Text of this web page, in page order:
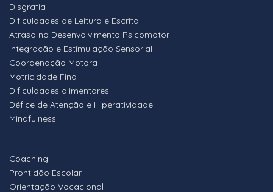
Disgrafia
Dificuldades de Leitura e Escrita
Atraso no Desenvolvimento Psicomotor
Integração e Estimulação Sensorial
Coordenação Motora
Motricidade Fina
Dificuldades alimentares
Défice de Atenção e Hiperatividade
Mindfulness
Coaching
Prontidão Escolar
Orientação Vocacional